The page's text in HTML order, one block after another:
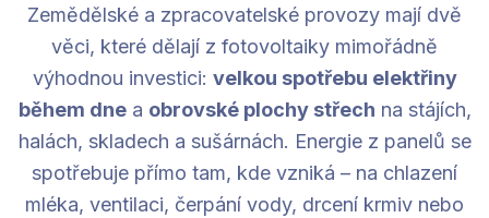
Zemědělské a zpracovatelské provozy mají dvě
věci, které dělají z fotovoltaiky mimořádně
výhodnou investici: velkou spotřebu elektřiny
během dnea obrovské plochy střech na stájích,
halách, skladech a sušárnách. Energie z panelů se
spotřebuje přímo tam, kde vzniká – na chlazení
mléka, ventilaci, čerpání vody, drcení krmiv nebo